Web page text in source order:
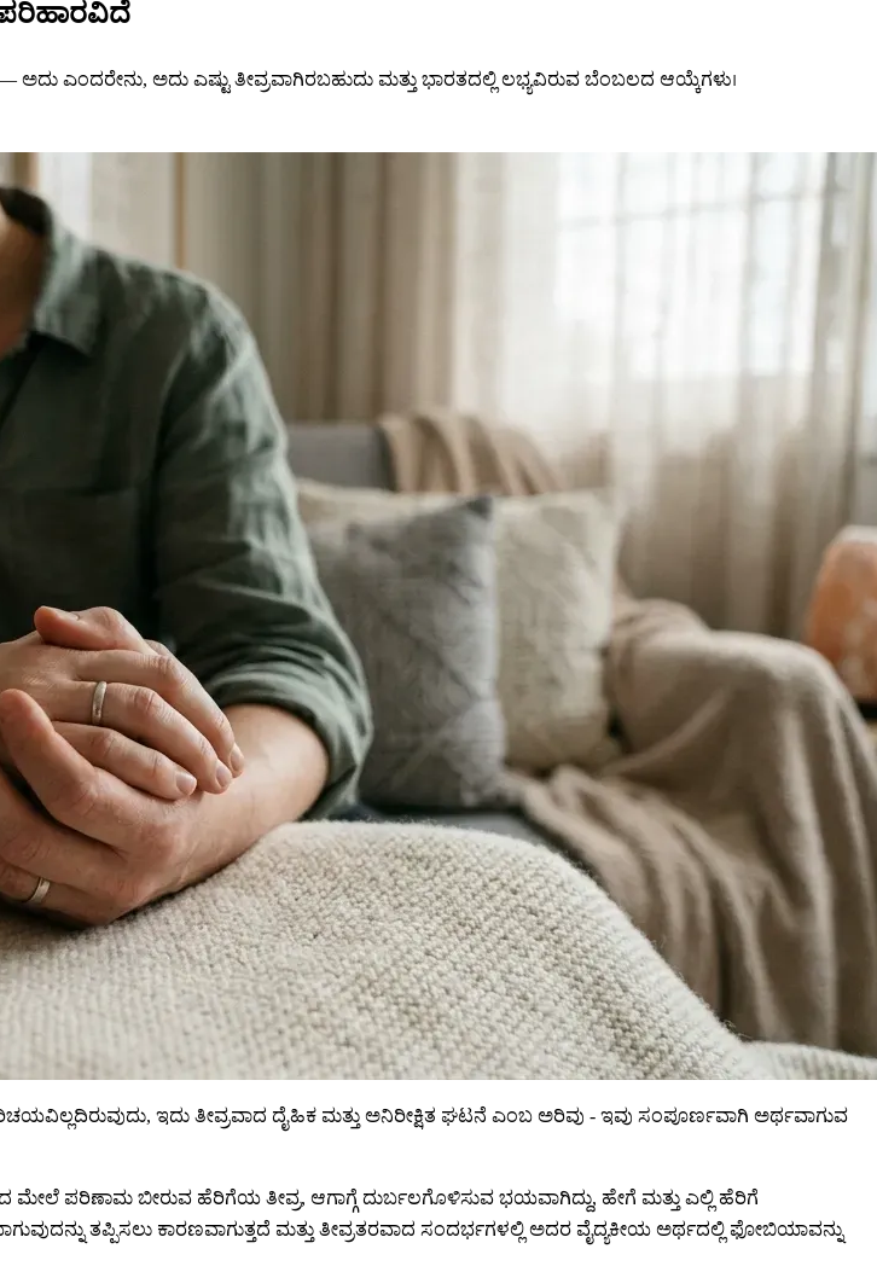
ಅದು ಎಷ್ಟು ತೀವ್ರವಾಗಿರಬಹುದು ಮತ್ತು ಭಾರತದಲ್ಲಿ ಲಭ್ಯವಿರುವ ಬೆಂಬಲದ ಆಯ್ಕೆಗಳು।
ಇದು ತೀವ್ರವಾದ ದೈಹಿಕ ಮತ್ತು ಅನಿರೀಕ್ಷಿತ ಘಟನೆ ಎಂಬ ಅರಿವು - ಇವು ಸಂಪೂರ್ಣವಾಗಿ ಅರ್ಥವಾಗುವ
ಪರಿಣಾಮ ಬೀರುವ ಹೆರಿಗೆಯ ತೀವ್ರ, ಆಗಾಗ್ಗೆ ದುರ್ಬಲಗೊಳಿಸುವ ಭಯವಾಗಿದ್ದು, ಹೇಗೆ ಮತ್ತು ಎಲ್ಲಿ ಹೆರಿಗೆ
ತಪ್ಪಿಸಲು ಕಾರಣವಾಗುತ್ತದೆ ಮತ್ತು ತೀವ್ರತರವಾದ ಸಂದರ್ಭಗಳಲ್ಲಿ ಅದರ ವೈದ್ಯಕೀಯ ಅರ್ಥದಲ್ಲಿ ಫೋಬಿಯಾವನ್ನು